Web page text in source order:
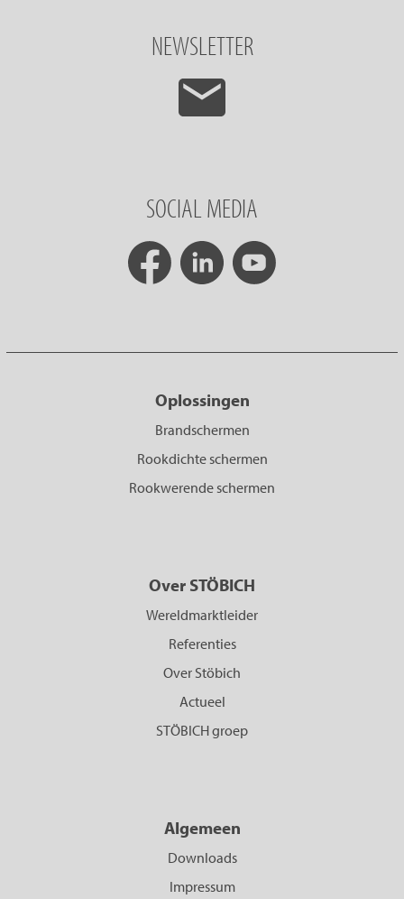
NEWSLETTER
SOCIAL MEDIA
Oplossingen
Brandschermen
Rookdichte schermen
Rookwerende schermen
Over STÖBICH
Wereldmarktleider
Referenties
Over Stöbich
Actueel
STÖBICH groep
Algemeen
Downloads
Impressum